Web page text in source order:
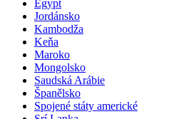
Egypt
Jordánsko
Kambodža
Keňa
Maroko
Mongolsko
Saudská Arábie
Španělsko
Spojené státy americké